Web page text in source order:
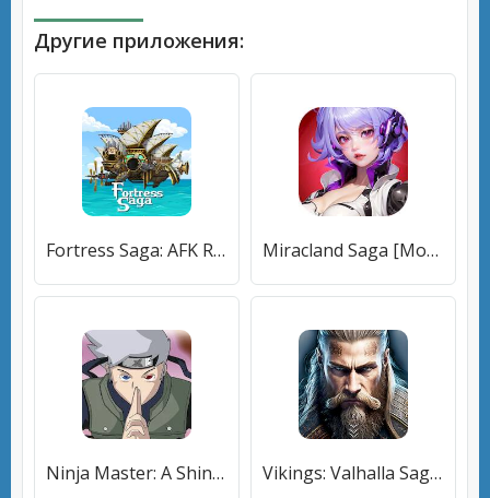
Другие приложения:
Fortress Saga: AFK RPG [Много денег] Miracland Saga [Мод меню]
Ninja Master: A Shinobi Saga [Бесплатные покупки] Vikings: Valhalla Saga [Много монет]